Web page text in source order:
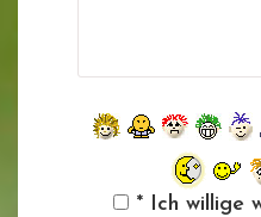
* Ich willige